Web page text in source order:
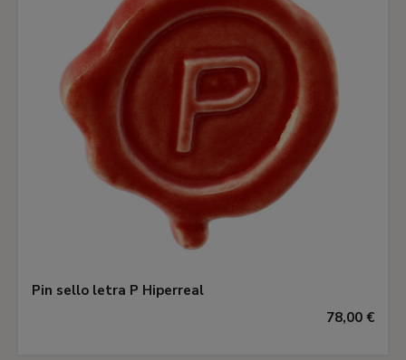
Pin sello letra P Hiperreal
78,00 €